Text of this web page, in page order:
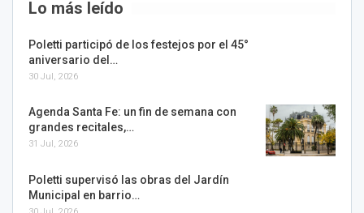
Lo más leído
Poletti participó de los festejos por el 45°
aniversario del…
30 Jul, 2026
Agenda Santa Fe: un fin de semana con
grandes recitales,…
31 Jul, 2026
Poletti supervisó las obras del Jardín
Municipal en barrio…